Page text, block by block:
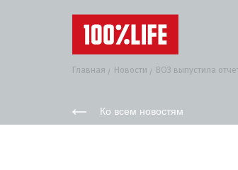
Главная Новости ВОЗ выпустила
Ко всем новостям